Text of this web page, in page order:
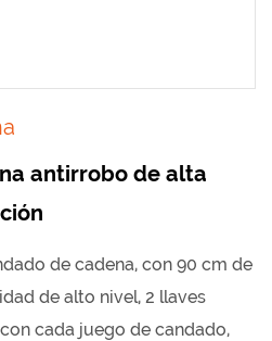
antirrobo de alta
de cadena, con 90 cm de
de alto nivel, 2 llaves
cada juego de candado,